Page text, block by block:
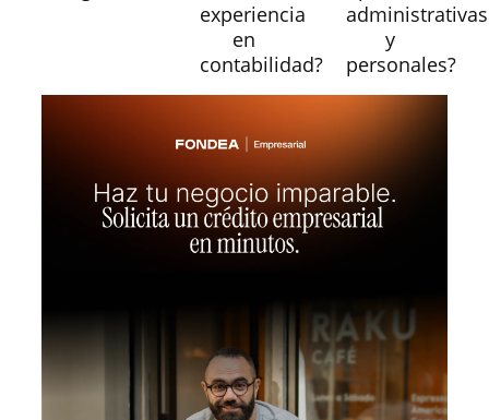
experiencia
en
contabilidad?
administrativas
y
personales?